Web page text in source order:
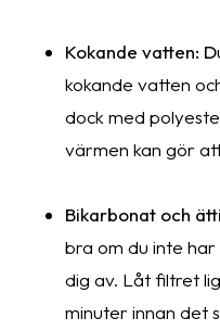
Kokande vatten: D
kokande vatten
dock med
värmen kan gör
Bikarbonat och
bra om du inte
dig av. Låt filtret
minuter innan det